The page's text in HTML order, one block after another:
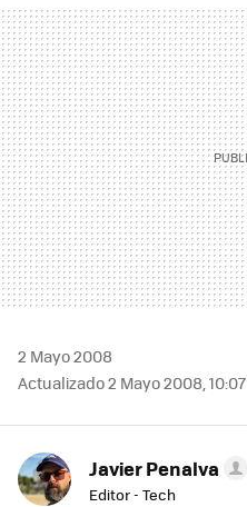
MAIL
2 Mayo 2008
Actualizado 2 Mayo 2008, 10:07
Javier Penalva
Editor - Tech